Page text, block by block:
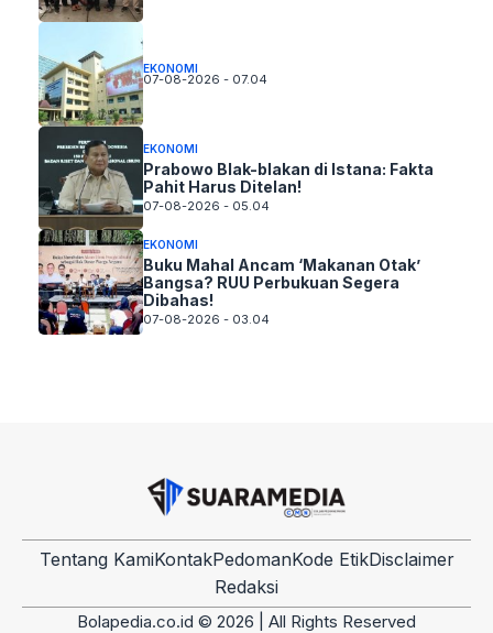
EKONOMI
07-08-2026 - 07.04
EKONOMI
Prabowo Blak-blakan di Istana: Fakta
Pahit Harus Ditelan!
07-08-2026 - 05.04
EKONOMI
Buku Mahal Ancam ‘Makanan Otak’
Bangsa? RUU Perbukuan Segera
Dibahas!
07-08-2026 - 03.04
Tentang KamiKontakPedomanKode EtikDisclaimer
Redaksi
Bolapedia.co.id © 2026 | All Rights Reserved